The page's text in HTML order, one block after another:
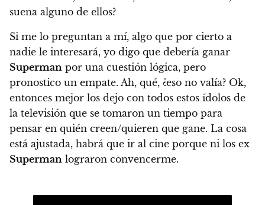
suena alguno de ellos?
Si me lo preguntan a mí, algo que por cierto a
nadie le interesará, yo digo que debería ganar
Superman por una cuestión lógica, pero
pronostico un empate. Ah, qué, ¿eso no valía? Ok,
entonces mejor los dejo con todos estos ídolos de
la televisión que se tomaron un tiempo para
pensar en quién creen/quieren que gane. La cosa
está ajustada, habrá que ir al cine porque ni los ex
Superman lograron convencerme.